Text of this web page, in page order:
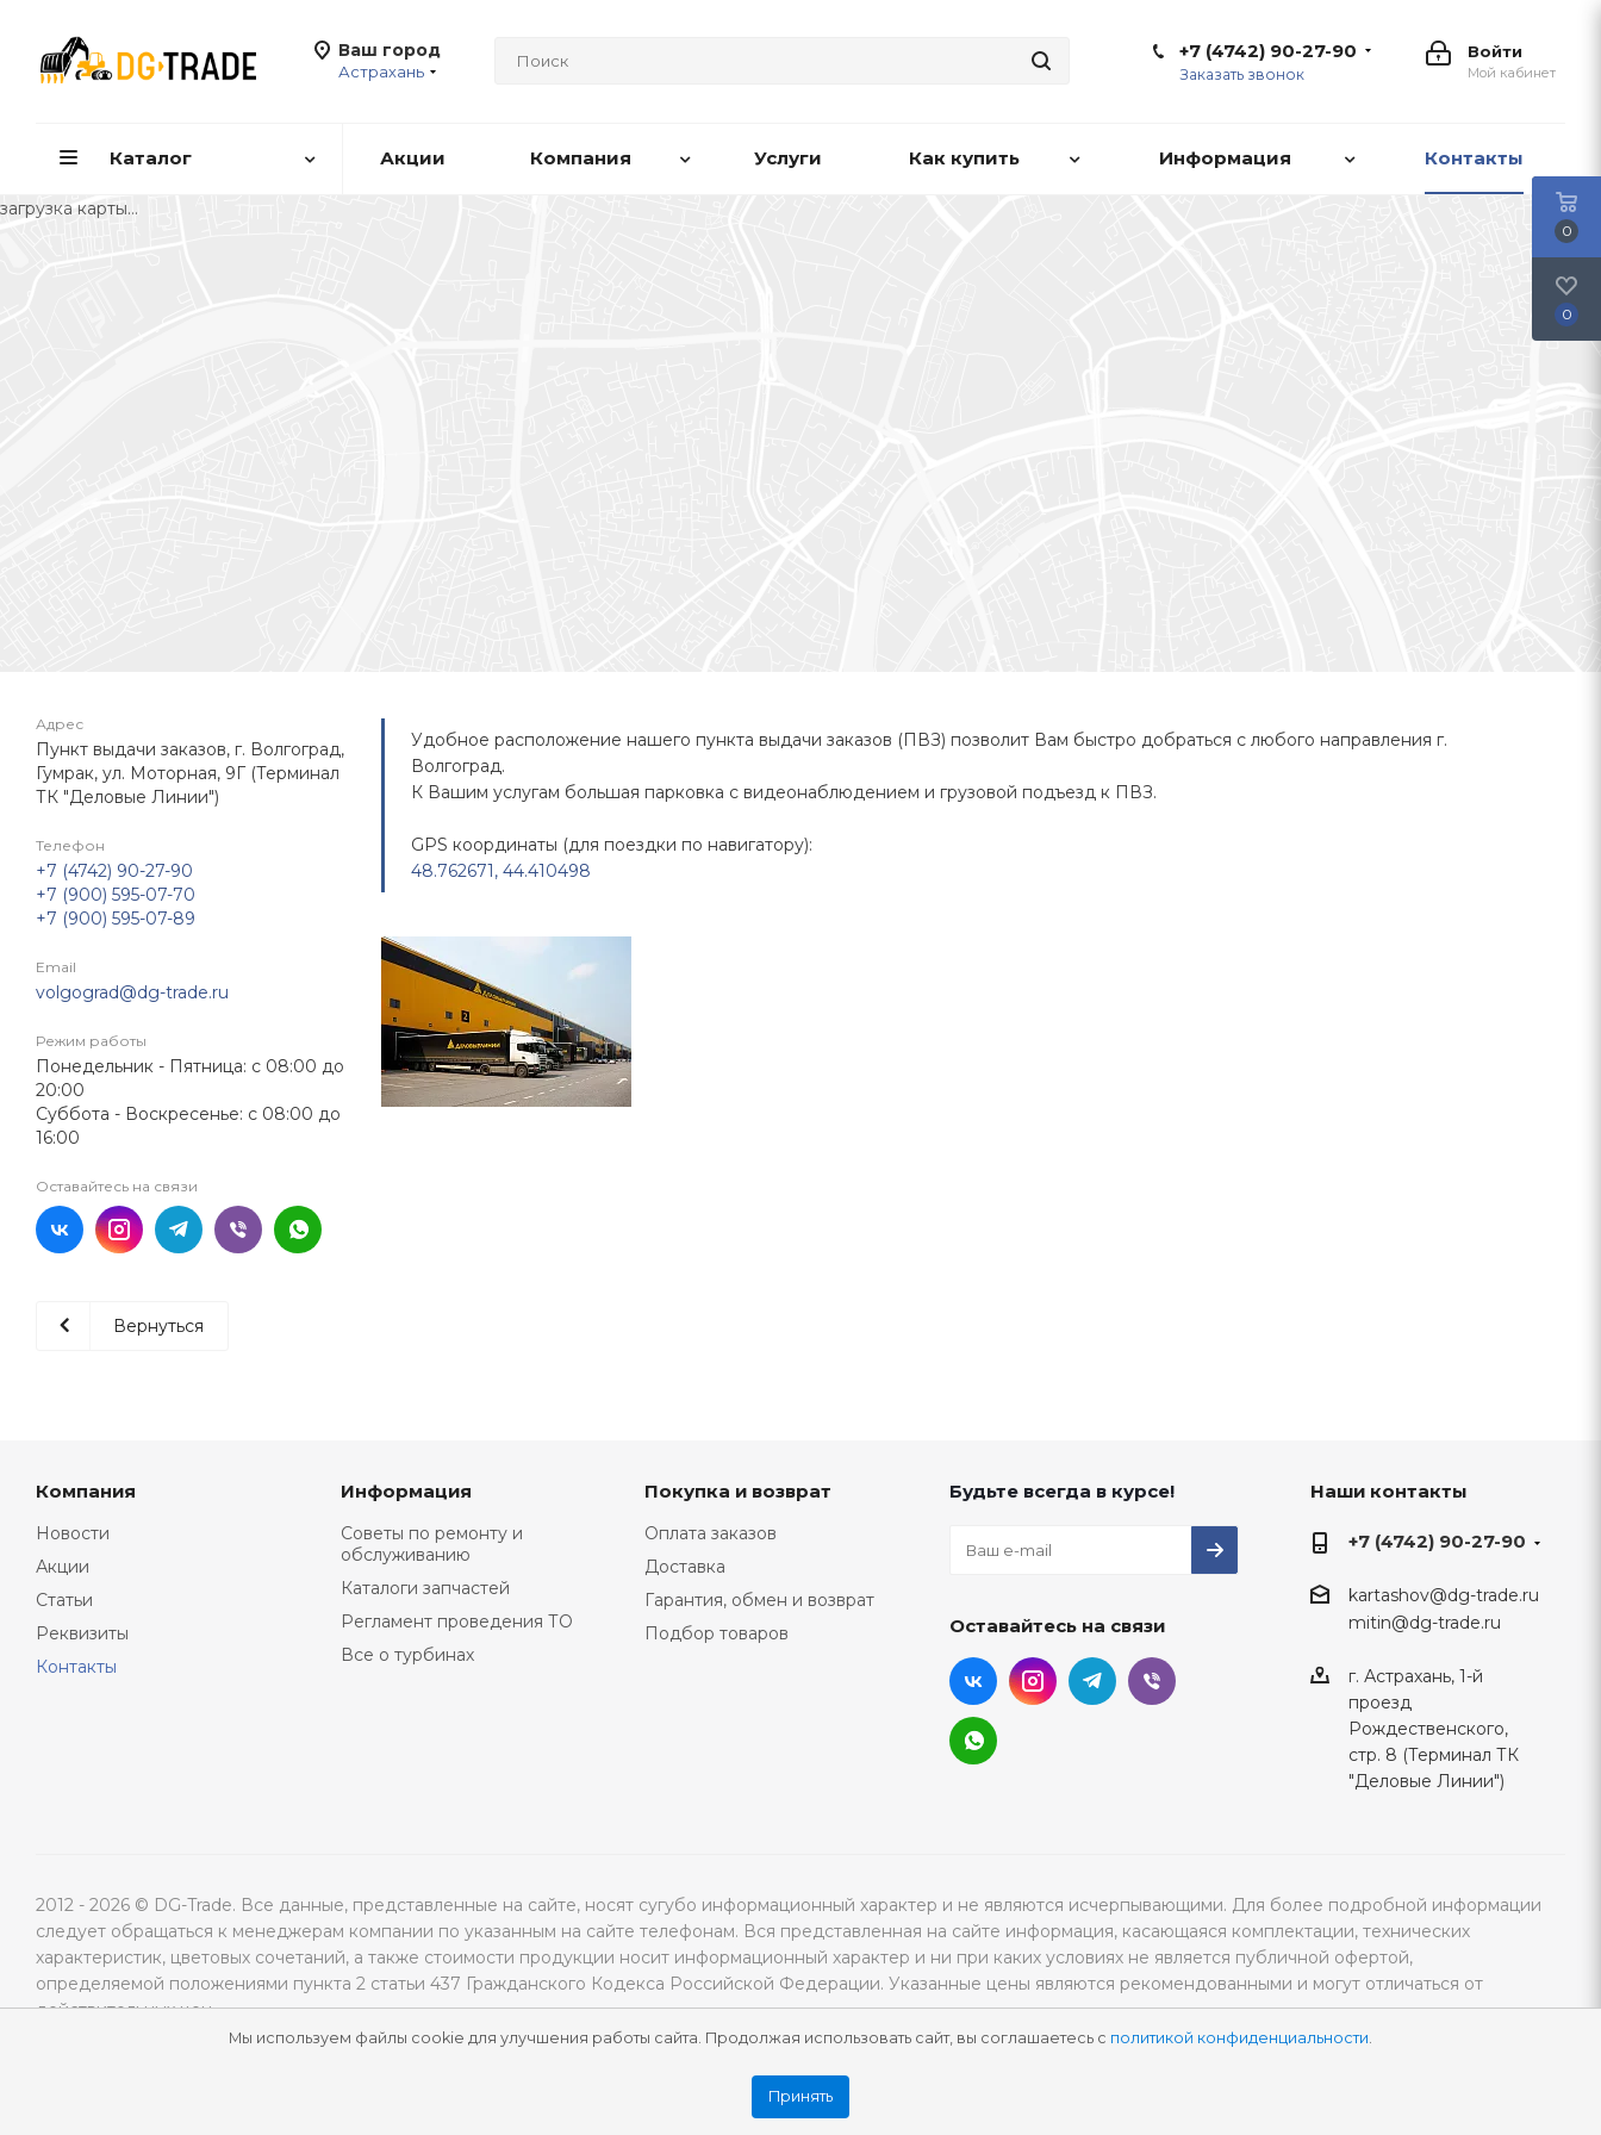
Мы используем файлы cookie для улучшения работы сайта. Продолжая использовать сайт, вы соглашаетесь с политикой конфиденциальности.
Принять
Ваш город
Астрахань
Войти
Мой кабинет
+7 (4742) 90-27-90
Заказать звонок
Каталог Акции Компания Услуги Как купить Информация Контакты
загрузка карты...
Адрес
Пункт выдачи заказов, г. Волгоград,
Гумрак, ул. Моторная, 9Г (Терминал
ТК "Деловые Линии")
Телефон
+7 (4742) 90-27-90
+7 (900) 595-07-70
+7 (900) 595-07-89
Email
volgograd@dg-trade.ru
Режим работы
Понедельник - Пятница: с 08:00 до
20:00
Суббота - Воскресенье: с 08:00 до
16:00
Оставайтесь на связи
Удобное расположение нашего пункта выдачи заказов (ПВЗ) позволит Вам быстро добраться с любого направления г.
Волгоград.
К Вашим услугам большая парковка с видеонаблюдением и грузовой подъезд к ПВЗ.
GPS координаты (для поездки по навигатору):
48.762671, 44.410498
Вернуться
Компания
Новости
Акции
Статьи
Реквизиты
Контакты
Информация
Советы по ремонту и
обслуживанию
Каталоги запчастей
Регламент проведения ТО
Все о турбинах
Покупка и возврат
Оплата заказов
Доставка
Гарантия, обмен и возврат
Подбор товаров
Будьте всегда в курсе!
Оставайтесь на связи
Наши контакты
+7 (4742) 90-27-90
kartashov@dg-trade.ru
mitin@dg-trade.ru
г. Астрахань, 1-й
проезд
Рождественского,
стр. 8 (Терминал ТК
"Деловые Линии")
2012 - 2026 © DG-Trade. Все данные, представленные на сайте, носят сугубо информационный характер и не являются исчерпывающими. Для более подробной информации
следует обращаться к менеджерам компании по указанным на сайте телефонам. Вся представленная на сайте информация, касающаяся комплектации, технических
характеристик, цветовых сочетаний, а также стоимости продукции носит информационный характер и ни при каких условиях не является публичной офертой,
определяемой положениями пункта 2 статьи 437 Гражданского Кодекса Российской Федерации. Указанные цены являются рекомендованными и могут отличаться от
действительных цен.
0
0